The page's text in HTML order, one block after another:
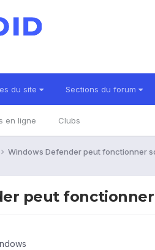
du site Sections du forum
en ligne Clubs
Windows Defender peut fonctionner
peut fonctionner